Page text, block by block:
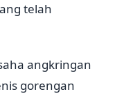
telah
angkringan
gorengan